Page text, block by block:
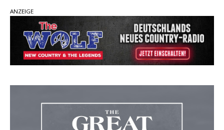
Danke für Euer Vertrauen: Country.de erreicht
täglich rund 10.000 Leser
Kacey Musgraves entführt Fans mit neuem
Carly Pearce hinterfragt den ständigen
ANZEIGE